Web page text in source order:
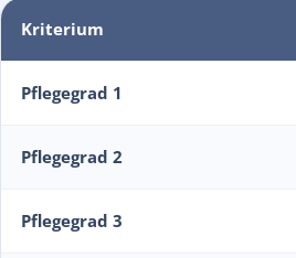
Kriterium
Pflegegrad 1
Pflegegrad 2
Pflegegrad 3